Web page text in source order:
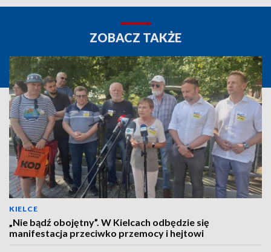
ZOBACZ TAKŻE
KIELCE
„Nie bądź obojętny”. W Kielcach odbędzie się
manifestacja przeciwko przemocy i hejtowi